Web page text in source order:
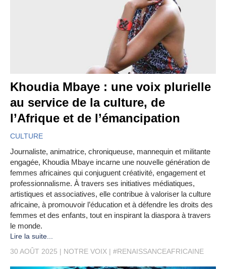
Khoudia Mbaye : une voix plurielle
au service de la culture, de
l’Afrique et de l’émancipation
CULTURE
Journaliste, animatrice, chroniqueuse, mannequin et militante
engagée, Khoudia Mbaye incarne une nouvelle génération de
femmes africaines qui conjuguent créativité, engagement et
professionnalisme. À travers ses initiatives médiatiques,
artistiques et associatives, elle contribue à valoriser la culture
africaine, à promouvoir l’éducation et à défendre les droits des
femmes et des enfants, tout en inspirant la diaspora à travers
le monde.
Lire la suite...
30 AOÛT 2025
NOTRE VOIX #RENAISSANCEAFRICAINE